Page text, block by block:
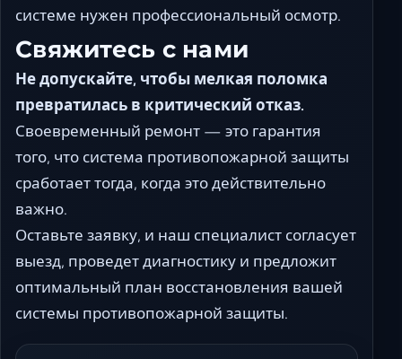
системе нужен профессиональный осмотр.
Свяжитесь с нами
Не допускайте, чтобы мелкая поломка
превратилась в критический отказ.
Своевременный ремонт — это гарантия
того, что система противопожарной защиты
сработает тогда, когда это действительно
важно.
Оставьте заявку, и наш специалист согласует
выезд, проведет диагностику и предложит
оптимальный план восстановления вашей
системы противопожарной защиты.